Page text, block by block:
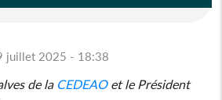
juillet 2025 - 18:38
de laCEDEAOet le Président